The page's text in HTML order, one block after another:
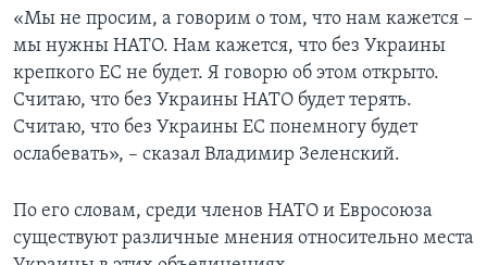
«Мы не просим, а говорим о том, что нам кажется –
мы нужны НАТО. Нам кажется, что без Украины
крепкого ЕС не будет. Я говорю об этом открыто.
Считаю, что без Украины НАТО будет терять.
Считаю, что без Украины ЕС понемногу будет
ослабевать», – сказал Владимир Зеленский.
По его словам, среди членов НАТО и Евросоюза
существуют различные мнения относительно места